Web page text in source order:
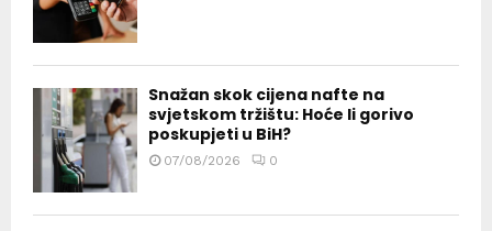
Snažan skok cijena nafte na
svjetskom tržištu: Hoće li gorivo
poskupjeti u BiH?
07/08/2026 0